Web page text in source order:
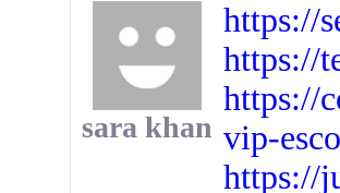
sara khan
https://
https://
https://
vip-
https://